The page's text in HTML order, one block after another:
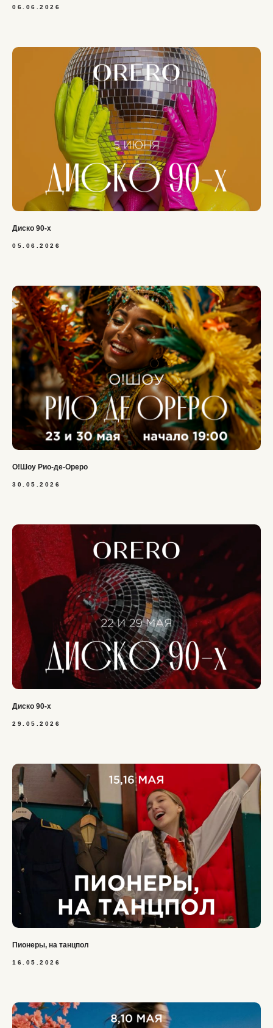
06.06.2026
Диско 90-х
05.06.2026
О!Шоу Рио-де-Ореро
30.05.2026
Диско 90-х
29.05.2026
Пионеры, на танцпол
16.05.2026